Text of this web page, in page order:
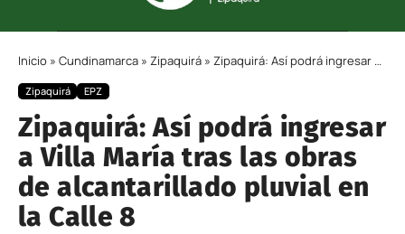
Inicio » Cundinamarca » Zipaquirá » Zipaquirá: Así podrá ingresar a Villa María tras las obras de alcantarillado pluvial en la Calle 8
Zipaquirá EPZ
Zipaquirá: Así podrá ingresar
a Villa María tras las obras
de alcantarillado pluvial en
la Calle 8